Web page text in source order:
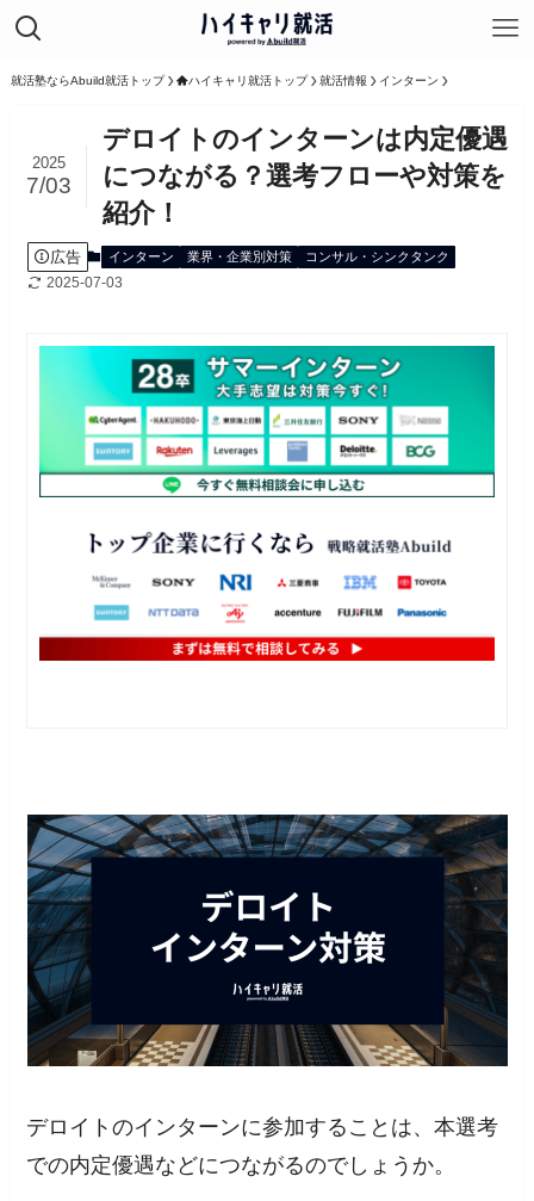
就活塾ならAbuild就活トップ ハイキャリ就活トップ 就活情報 インターン
デロイトのインターンは内定優遇
につながる？選考フローや対策を
紹介！
2025
7/03
広告 インターン 業界・企業別対策 コンサル・シンクタンク
2025-07-03
デロイトのインターンに参加することは、本選考
での内定優遇などにつながるのでしょうか。